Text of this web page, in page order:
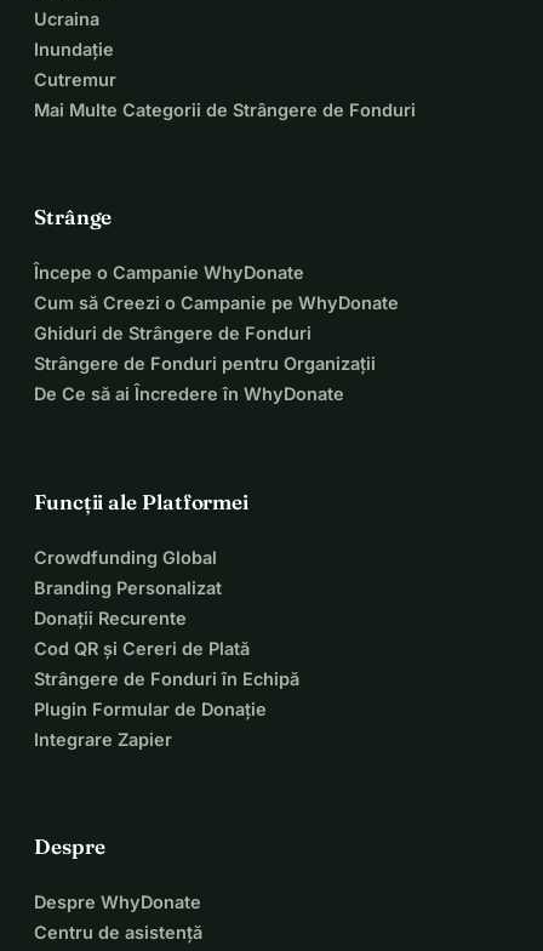
Ucraina
Inundație
Cutremur
Mai Multe Categorii de Strângere de Fonduri
Strânge
Începe o Campanie WhyDonate
Cum să Creezi o Campanie pe WhyDonate
Ghiduri de Strângere de Fonduri
Strângere de Fonduri pentru Organizații
De Ce să ai Încredere în WhyDonate
Funcții ale Platformei
Crowdfunding Global
Branding Personalizat
Donații Recurente
Cod QR și Cereri de Plată
Strângere de Fonduri în Echipă
Plugin Formular de Donație
Integrare Zapier
Despre
Despre WhyDonate
Centru de asistență